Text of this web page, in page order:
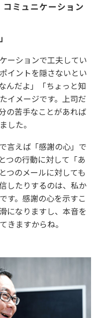
コミュニケーション
ーションで工夫してい
イントを隠さないとい
んだよ」「ちょっと知
イメージです。上司だ
の苦手なことがあれば
した。
言えば「感謝の心」で
つの行動に対して「あ
つのメールに対しても
したりするのは、私か
す。感謝の心を示すこ
になりますし、本音を
きますからね。